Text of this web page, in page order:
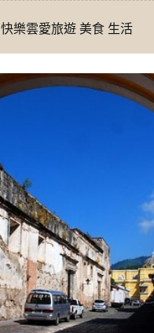
快樂雲愛旅遊 美食 生活